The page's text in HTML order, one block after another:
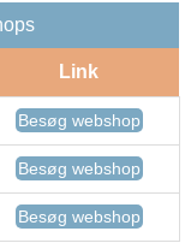
Link
Besøg webshop
Besøg webshop
Besøg webshop